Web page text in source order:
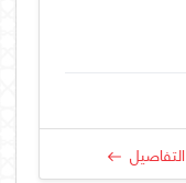
التفاصيل